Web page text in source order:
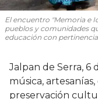
El encuentro "Memoria e
pueblos y comunidades
educación con
Jalpan de Serra, 6
música,
preservación